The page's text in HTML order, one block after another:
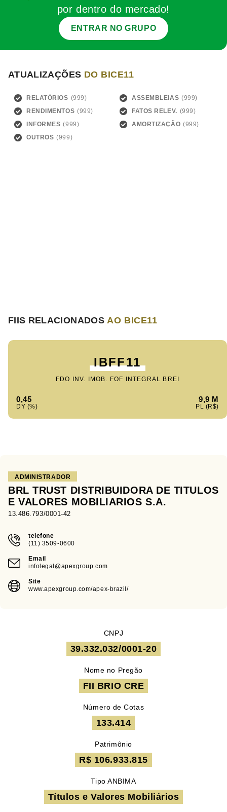
por dentro do mercado!
ENTRAR NO GRUPO
ATUALIZAÇÕES DO BICE11
RELATÓRIOS
ASSEMBLEIAS
RENDIMENTOS
FATOS RELEV.
INFORMES
AMORTIZAÇÃO
OUTROS
FIIS RELACIONADOSAO BICE11
IBFF11
FDO INV. IMOB. FOF INTEGRAL BREI
0,45 9,9 M
ADMINISTRADOR
BRL TRUST DISTRIBUIDORA DE TITULOS
E VALORES MOBILIARIOS S.A.
13.486.793/0001-42
telefone
(11) 3509-0600
Email
infolegal@apexgroup.com
Site
www.apexgroup.com/apex-brazil/
CNPJ
39.332.032/0001-20
Nome no Pregão
FII BRIO CRE
Número de Cotas
133.414
Patrimônio
R$ 106.933.815
Tipo ANBIMA
Títulos e Valores Mobiliários